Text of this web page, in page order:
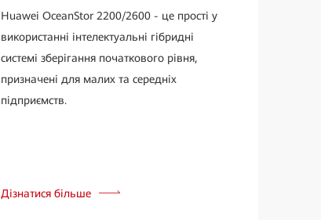
Huawei OceanStor 2200/2600 - це прості у
використанні інтелектуальні гібридні
системі зберігання початкового рівня,
призначені для малих та середніх
підприємств.
Дізнатися більше